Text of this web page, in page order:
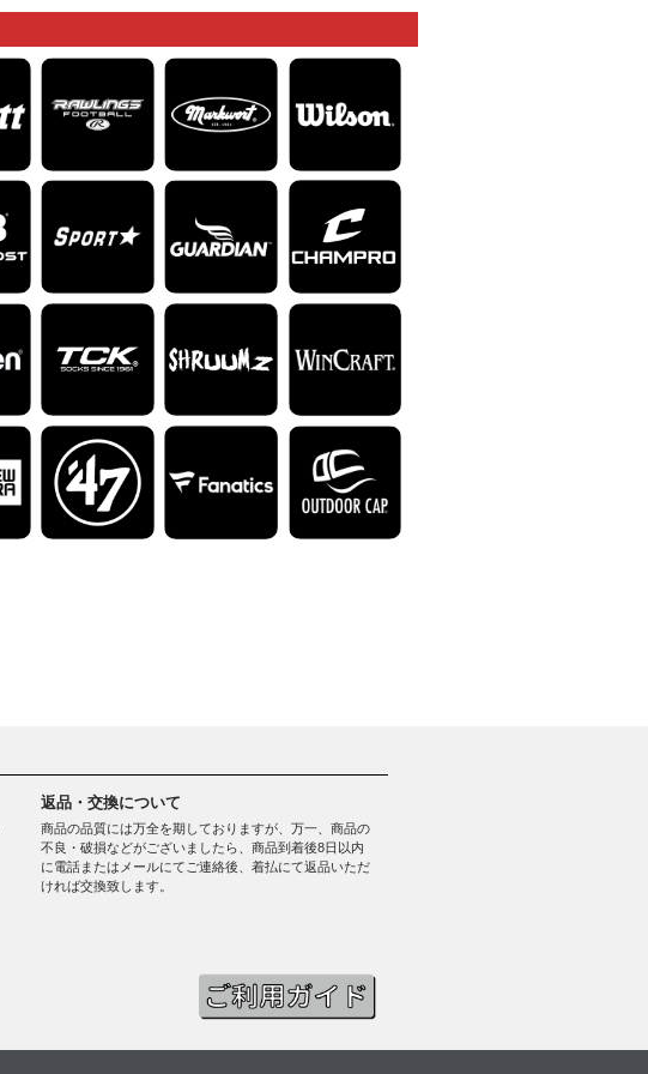
返品・交換について
商品の品質には万全を期しておりますが、万一、商品の
不良・破損などがございましたら、商品到着後8日以内
に電話またはメールにてご連絡後、着払にて返品いただ
ければ交換致します。